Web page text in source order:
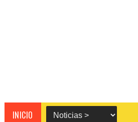
INICIO